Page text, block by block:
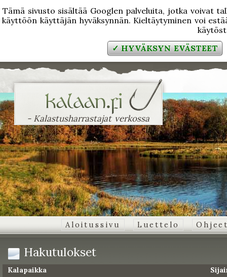
Tämä sivusto sisältää Googlen palveluita, jotka voivat
käyttöön käyttäjän hyväksynnän. Kieltäytyminen voi
✓ HYVÄKSYN EVÄSTEET
- Kalastusharrastajat verkossa
Aloitussivu Luettelo
Hakutulokset
Kalapaikka